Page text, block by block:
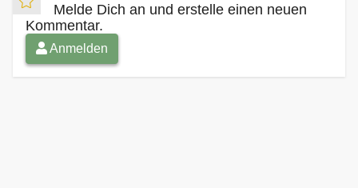
Melde Dich an und erstelle einen neuen
Kommentar.
Anmelden